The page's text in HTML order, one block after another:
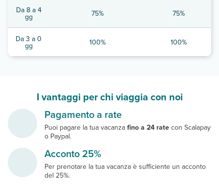
Da 8 a 4
gg 75% 75%
Da 3 a 0
gg 100% 100%
I vantaggi per chi viaggia con noi
Pagamento a rate
Puoi pagare la tua vacanza fino a 24 rate con Scalapay
o Paypal.
Acconto 25%
Per prenotare la tua vacanza è sufficiente un acconto
del 25%.